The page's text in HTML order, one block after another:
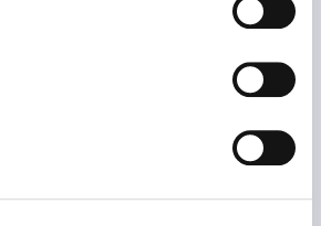
JAROMIR ŠINDEL TAPPARAAN
KYNNYKSELLÄ VANHA